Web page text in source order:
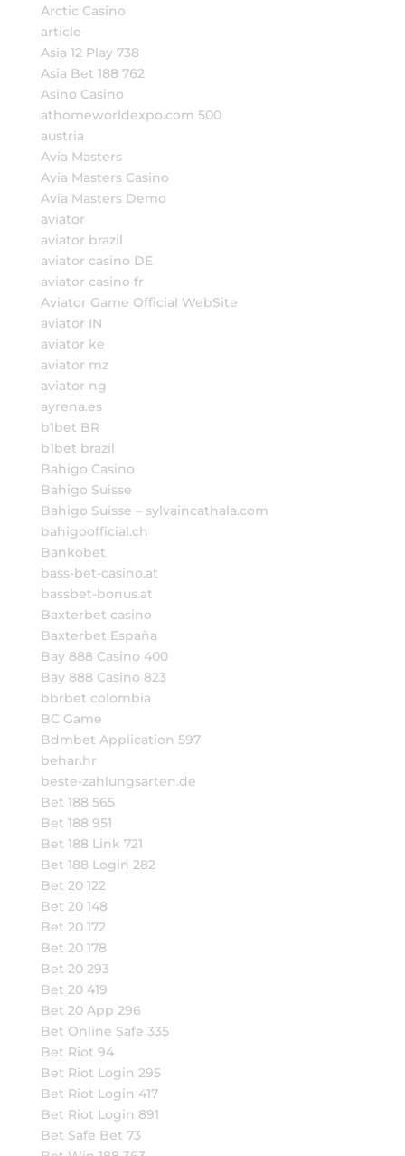
Arctic Casino
article
Asia 12 Play 738
Asia Bet 188 762
Asino Casino
athomeworldexpo.com 500
austria
Avia Masters
Avia Masters Casino
Avia Masters Demo
aviator
aviator brazil
aviator casino DE
aviator casino fr
Aviator Game Official WebSite
aviator IN
aviator ke
aviator mz
aviator ng
ayrena.es
b1bet BR
b1bet brazil
Bahigo Casino
Bahigo Suisse
Bahigo Suisse – sylvaincathala.com
bahigoofficial.ch
Bankobet
bass-bet-casino.at
bassbet-bonus.at
Baxterbet casino
Baxterbet España
Bay 888 Casino 400
Bay 888 Casino 823
bbrbet colombia
BC Game
Bdmbet Application 597
behar.hr
beste-zahlungsarten.de
Bet 188 565
Bet 188 951
Bet 188 Link 721
Bet 188 Login 282
Bet 20 122
Bet 20 148
Bet 20 172
Bet 20 178
Bet 20 293
Bet 20 419
Bet 20 App 296
Bet Online Safe 335
Bet Riot 94
Bet Riot Login 295
Bet Riot Login 417
Bet Riot Login 891
Bet Safe Bet 73